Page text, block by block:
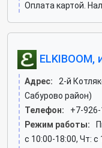
Оплата картой.
ELKIBOOM,
Адрес:
2-й
Сабурово район)
Телефон:
+7-
Режим работы:
c 10:00-18:00, Чт: c